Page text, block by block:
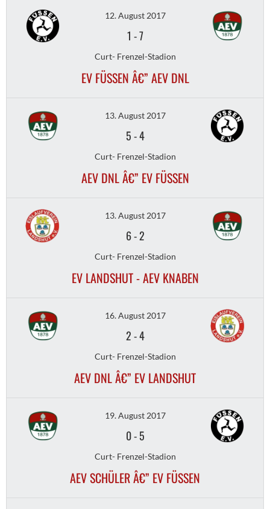
12. August 2017
1 -7
Curt- Frenzel-Stadion
EV FÜSSEN Â€” AEV DNL
13. August 2017
5-4
Curt- Frenzel-Stadion
AEV DNL Â€” EV FÜSSEN
13. August 2017
6-2
Curt- Frenzel-Stadion
EV LANDSHUT - AEV KNABEN
16. August 2017
2-4
Curt- Frenzel-Stadion
AEV DNL Â€” EV LANDSHUT
19. August 2017
0-5
Curt- Frenzel-Stadion
AEV SCHÜLER Â€” EV FÜSSEN